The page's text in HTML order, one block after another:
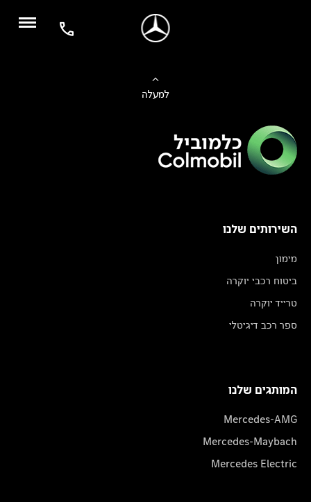
למעלה
השירותים שלנו
מימון
ביטוח רכבי יוקרה
טרייד יוקרה
ספר רכב דיגיטלי
המותגים שלנו
Mercedes-AMG
Mercedes-Maybach
Mercedes Electric